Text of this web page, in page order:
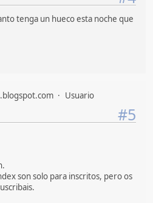
tenga un hueco esta noche que
Usuario
#5
son solo para inscritos, pero os